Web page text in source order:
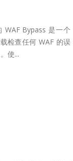
WAF Bypass 是一个
检查任何 WAF 的误
使...